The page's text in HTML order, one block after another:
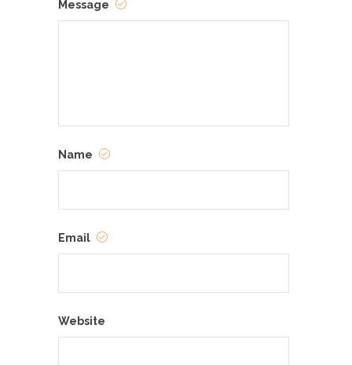
Message
Name
Email
Website